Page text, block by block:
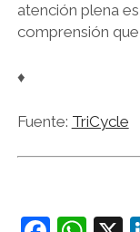
atención plena
comprensión
♦
Fuente: TriCycle